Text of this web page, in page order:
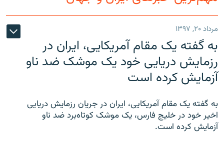
مرداد ۲۰, ۱۳۹۷
به گفته یک مقام آمریکایی، ایران در
رزمایش دریایی خود یک موشک ضد ناو
آزمایش کرده است
به گفته یک مقام آمریکایی، ایران در جریان رزمایش دریایی
اخیر خود در خلیج فارس، یک موشک کوتاه‌برد ضد ناو
آزمایش کرده است.